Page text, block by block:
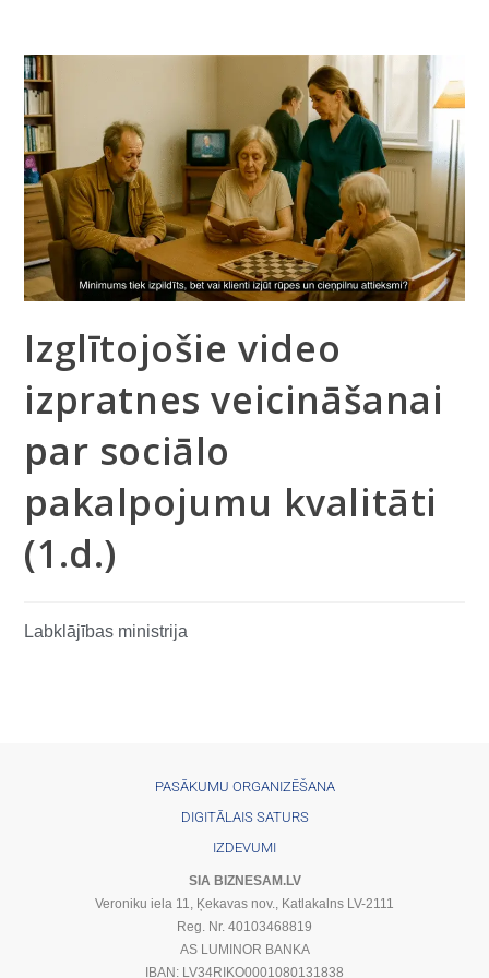
Izglītojošie video
izpratnes veicināšanai
par sociālo
pakalpojumu kvalitāti
(1.d.)
Labklājības ministrija
PASĀKUMU ORGANIZĒŠANA
DIGITĀLAIS SATURS
IZDEVUMI
SIA BIZNESAM.LV
Veroniku iela 11, Ķekavas nov., Katlakalns LV-2111
Reg. Nr. 40103468819
AS LUMINOR BANKA
IBAN: LV34RIKO0001080131838